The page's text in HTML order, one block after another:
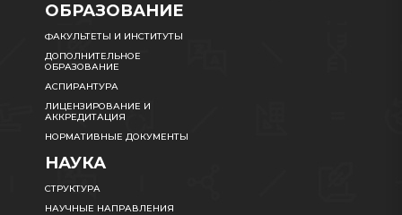
ОБРАЗОВАНИЕ
ФАКУЛЬТЕТЫ И ИНСТИТУТЫ
ДОПОЛНИТЕЛЬНОЕ
ОБРАЗОВАНИЕ
АСПИРАНТУРА
ЛИЦЕНЗИРОВАНИЕ И
АККРЕДИТАЦИЯ
НОРМАТИВНЫЕ ДОКУМЕНТЫ
НАУКА
СТРУКТУРА
НАУЧНЫЕ НАПРАВЛЕНИЯ